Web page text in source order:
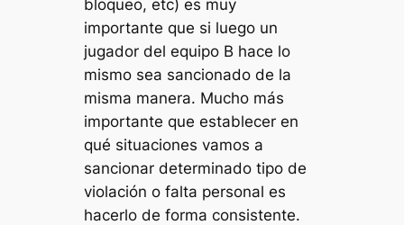
bloqueo, etc) es muy
importante que si luego un
jugador del equipo B hace lo
mismo sea sancionado de la
misma manera. Mucho más
importante que establecer en
qué situaciones vamos a
sancionar determinado tipo de
violación o falta personal es
hacerlo de forma consistente.